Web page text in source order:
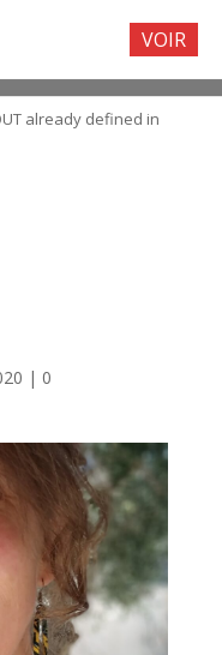
already defined in
| 0
VOIR